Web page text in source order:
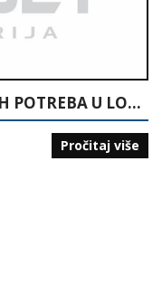
ZADOVOLJAVANJE SOCIJALNIH POTREBA U LOKALNOJ ZAJEDNICI
Pročitaj više